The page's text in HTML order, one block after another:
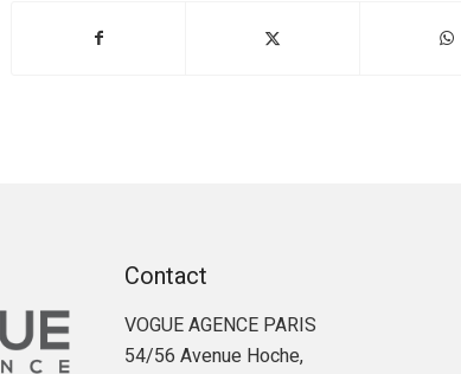
Contact
VOGUE AGENCE PARIS
54/56 Avenue Hoche,